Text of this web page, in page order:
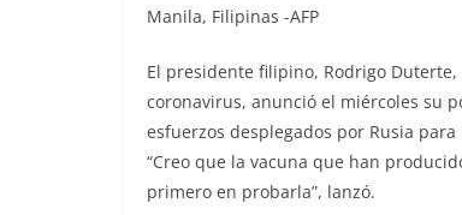
Manila, Filipinas -AFP
El presidente filipino, Rodrigo
coronavirus, anunció el miércoles su
esfuerzos desplegados por Rusia
“Creo que la vacuna que han
primero en probarla”, lanzó.